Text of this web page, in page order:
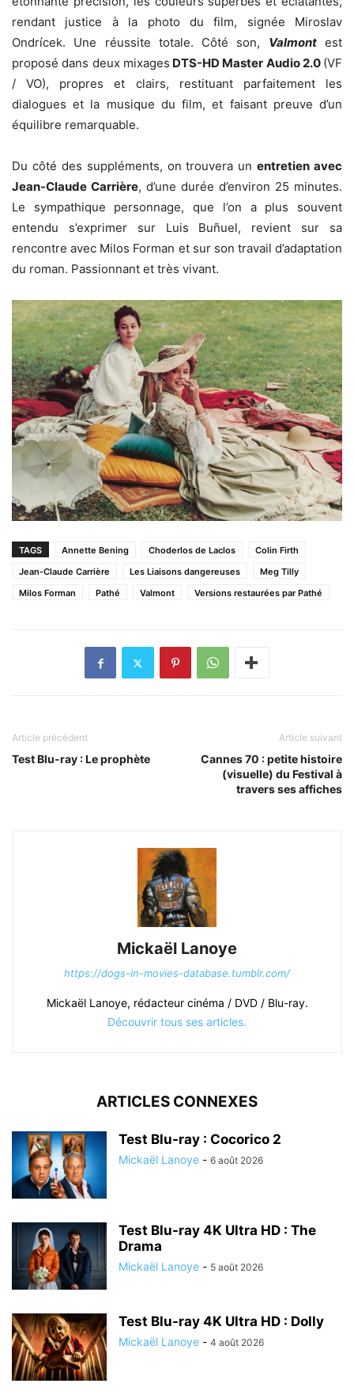
rendant justice à la photo du film, signée Miroslav
Ondrícek. Une réussite totale. Côté son, Valmontest
proposé dans deux mixages DTS-HD Master Audio 2.0 (VF
/ VO), propres et clairs, restituant parfaitement les
dialogues et la musique du film, et faisant preuve d’un
équilibre remarquable.
Du côté des suppléments, on trouvera unentretien avec
Jean-Claude Carrière, d’une durée d’environ 25 minutes.
Le sympathique personnage, que l’on a plus souvent
entendu s’exprimer sur Luis Buñuel, revient sur sa
rencontre avec Milos Forman et sur son travail d’adaptation
du roman. Passionnant et très vivant.
TAGS Annette Bening Choderlos de Laclos
Colin Firth
Jean-Claude Carrière
Les Liaisons dangereuses
Meg Tilly
Milos Forman
Pathé Valmont Versions restaurées par Pathé
Article précédent
Test Blu-ray : Le prophète
Article suivant
Cannes 70 : petite histoire
(visuelle) du Festival à
travers ses affiches
Mickaël Lanoye
https://dogs-in-movies-database.tumblr.com/
Mickaël Lanoye, rédacteur cinéma / DVD / Blu-ray.
Découvrir tous ses articles.
ARTICLES CONNEXES
Test Blu-ray : Cocorico 2
Mickaël Lanoye - 6 août 2026
Test Blu-ray 4K Ultra HD : The
Drama
Mickaël Lanoye - 5 août 2026
Test Blu-ray 4K Ultra HD : Dolly
Mickaël Lanoye - 4 août 2026